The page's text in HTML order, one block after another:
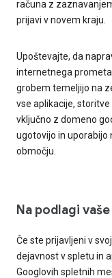
računa z
prijavi v novem kraju.
Upoštevajte, da
internetnega prometa
grobem temeljijo na
vse aplikacije,
vključno z domeno
ugotovijo in uporabijo
območju.
Na podlagi
Če ste prijavljeni v
dejavnost v spletu in
Googlovih spletnih